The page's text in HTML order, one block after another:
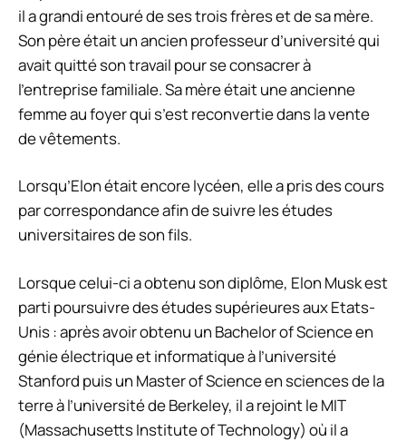
il a grandi entouré de ses trois frères et de sa mère.
Son père était un ancien professeur d’université qui
avait quitté son travail pour se consacrer à
l’entreprise familiale. Sa mère était une ancienne
femme au foyer qui s’est reconvertie dans la vente
de vêtements.
Lorsqu’Elon était encore lycéen, elle a pris des cours
par correspondance afin de suivre les études
universitaires de son fils.
Lorsque celui-ci a obtenu son diplôme, Elon Musk est
parti poursuivre des études supérieures aux Etats-
Unis : après avoir obtenu un Bachelor of Science en
génie électrique et informatique à l’université
Stanford puis un Master of Science en sciences de la
terre à l’université de Berkeley, il a rejoint le MIT
(Massachusetts Institute of Technology) où il a